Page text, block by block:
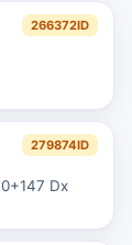
266372ID
279874ID
Dx